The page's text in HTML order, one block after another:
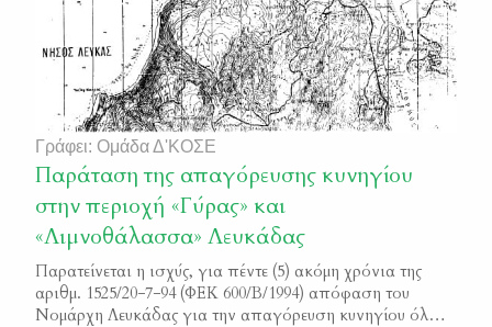
Γράφει: Ομάδα Δ'ΚΟΣΕ
Παράταση της απαγόρευσης κυνηγίου
στην περιοχή «Γύρας» και
«Λιμνοθάλασσα» Λευκάδας
Παρατείνεται η ισχύς, για πέντε (5) ακόμη χρόνια της
αριθμ. 1525/20−7−94 (ΦΕΚ 600/Β/1994) απόφαση του
Νομάρχη Λευκάδας για την απαγόρευση κυνηγίου όλων